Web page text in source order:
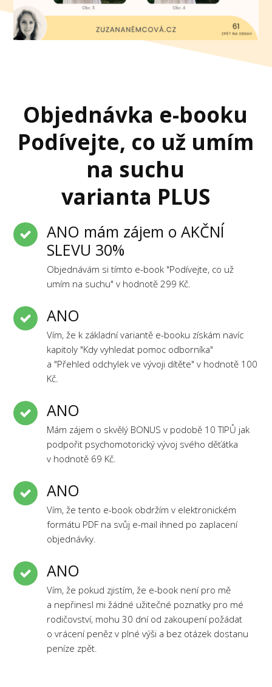
Objednávka e-booku
Podívejte, co už umím
na suchu
varianta PLUS
ANO mám zájem o AKČNÍ
SLEVU 30%
Objednávám si tímto e-book "Podívejte, co už
umím na suchu" v hodnotě 299 Kč.
ANO
Vím, že k základní variantě e-booku získám navíc
kapitoly "Kdy vyhledat pomoc odborníka"
a "Přehled odchylek ve vývoji dítěte" v hodnotě 100
Kč.
ANO
Mám zájem o skvělý BONUS v podobě 10 TIPŮ jak
podpořit psychomotorický vývoj svého děťátka
v hodnotě 69 Kč.
ANO
Vím, že tento e-book obdržím v elektronickém
formátu PDF na svůj e-mail ihned po zaplacení
objednávky.
ANO
Vím, že pokud zjistím, že e-book není pro mě
a nepřinesl mi žádné užitečné poznatky pro mé
rodičovství, mohu 30 dní od zakoupení požádat
o vrácení peněz v plné výši a bez otázek dostanu
peníze zpět.